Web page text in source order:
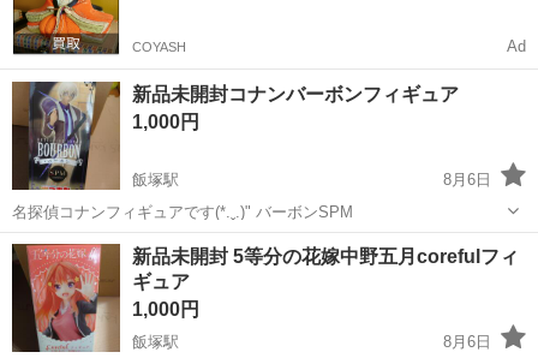
COYASH Ad
新品未開封コナンバーボンフィギュア
1,000円
飯塚駅
8月6日
名探偵コナンフィギュアです(*.ˬ.)" バーボンSPM
福岡 飯塚市 飯塚駅 フィギュア 名探偵コナン
新品未開封 5等分の花嫁中野五月corefulフィ
ギュア
1,000円
飯塚駅
8月6日